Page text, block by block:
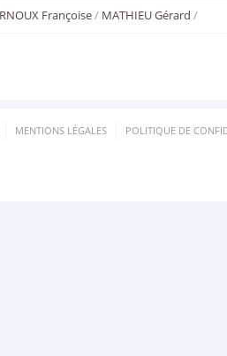
Françoise/ MATHIEU Gérard /
MENTIONS LÉGALES POLITIQUE DE